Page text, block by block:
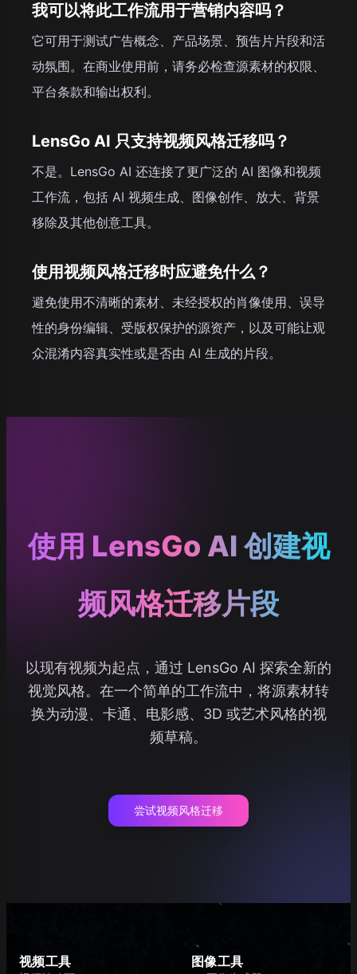
我可以将此工作流用于营销内容吗？
它可用于测试广告概念、产品场景、预告片片段和活
动氛围。在商业使用前，请务必检查源素材的权限、
平台条款和输出权利。
LensGo AI 只支持视频风格迁移吗？
不是。LensGo AI 还连接了更广泛的 AI 图像和视频
工作流，包括 AI 视频生成、图像创作、放大、背景
移除及其他创意工具。
使用视频风格迁移时应避免什么？
避免使用不清晰的素材、未经授权的肖像使用、误导
性的身份编辑、受版权保护的源资产，以及可能让观
众混淆内容真实性或是否由 AI 生成的片段。
使用 LensGo AI 创建视
频风格迁移片段
以现有视频为起点，通过 LensGo AI 探索全新的
视觉风格。在一个简单的工作流中，将源素材转
换为动漫、卡通、电影感、3D 或艺术风格的视
频草稿。
尝试视频风格迁移
视频工具 图像工具